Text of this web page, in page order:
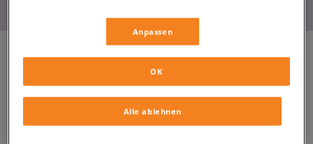
NIKE HOSE SPORTSWEAR
CLUB FLEECE
Anpassen
Alle ablehnen
OK